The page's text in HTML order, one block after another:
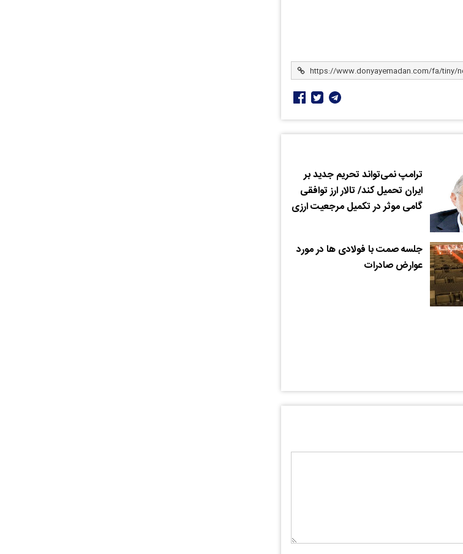
ترامپ نمی‌تواند تحریم جدید بر
ایران تحمیل کند/ تالار ارز توافقی
گامی موثر در تکمیل مرجعیت ارزی
جلسه صمت با فولادی ها در مورد
عوارض صادرات